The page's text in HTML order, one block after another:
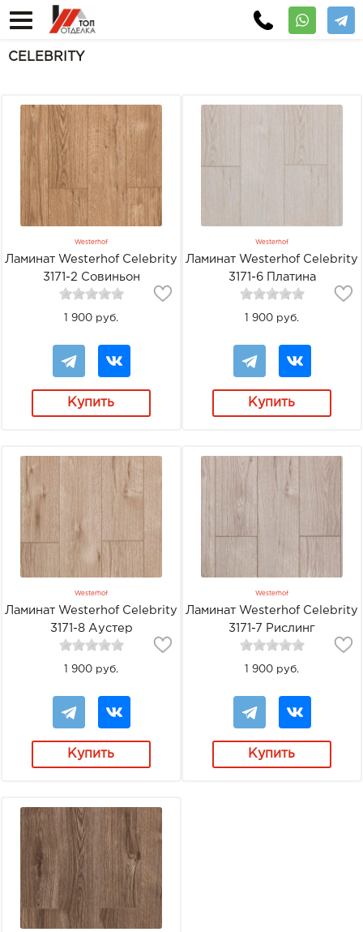
CELEBRITY
Westerhof
Ламинат Westerhof Celebrity
3171-2 Совиньон
1 900 руб.
Купить
Westerhof
Ламинат Westerhof Celebrity
3171-6 Платина
1 900 руб.
Купить
Westerhof
Ламинат Westerhof Celebrity
3171-8 Аустер
1 900 руб.
Купить
Westerhof
Ламинат Westerhof Celebrity
3171-7 Рислинг
1 900 руб.
Купить